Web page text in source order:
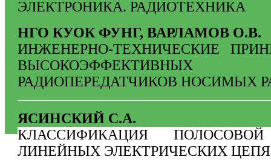
ЭЛЕКТРОНИКА. РАДИОТЕХНИКА
НГО КУОК ФУНГ, ВАРЛАМОВ О.В.
ИНЖЕНЕРНО-ТЕХНИЧЕСКИЕ
РАДИОПЕРЕДАТЧИКОВ НОСИМЫХ
ЯСИНСКИЙ С.А.
КЛАССИФИКАЦИЯ
ЛИНЕЙНЫХ ЭЛЕКТРИЧЕСКИХ